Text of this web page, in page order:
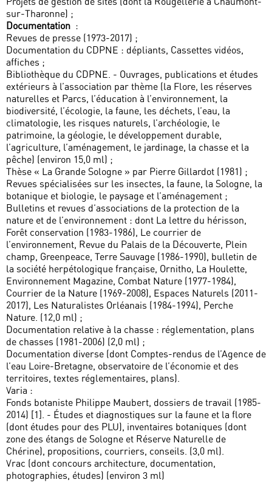
sur-Tharonne) ;
Documentation :
Revues de presse (1973-2017) ;
Documentation du CDPNE : dépliants, Cassettes vidéos,
affiches ;
Bibliothèque du CDPNE. - Ouvrages, publications et études
extérieurs à l’association par thème (la Flore, les réserves
naturelles et Parcs, l’éducation à l’environnement, la
biodiversité, l’écologie, la faune, les déchets, l’eau, la
climatologie, les risques naturels, l’archéologie, le
patrimoine, la géologie, le développement durable,
l’agriculture, l’aménagement, le jardinage, la chasse et la
pêche) (environ 15,0 ml) ;
Thèse « La Grande Sologne » par Pierre Gillardot (1981) ;
Revues spécialisées sur les insectes, la faune, la Sologne, la
botanique et biologie, le paysage et l’aménagement ;
Bulletins et revues d’associations de la protection de la
nature et de l’environnement : dont La lettre du hérisson,
Forêt conservation (1983-1986), Le courrier de
l’environnement, Revue du Palais de la Découverte, Plein
champ, Greenpeace, Terre Sauvage (1986-1990), bulletin de
la société herpétologique française, Ornitho, La Houlette,
Environnement Magazine, Combat Nature (1977-1984),
Courrier de la Nature (1969-2008), Espaces Naturels (2011-
2017), Les Naturalistes Orléanais (1984-1994), Perche
Nature. (12,0 ml) ;
Documentation relative à la chasse : réglementation, plans
de chasses (1981-2006) (2,0 ml) ;
Documentation diverse (dont Comptes-rendus de l’Agence de
l’eau Loire-Bretagne, observatoire de l’économie et des
territoires, textes réglementaires, plans).
Varia :
Fonds botaniste Philippe Maubert, dossiers de travail (1985-
2014) [1]. - Études et diagnostiques sur la faune et la flore
(dont études pour des PLU), inventaires botaniques (dont
zone des étangs de Sologne et Réserve Naturelle de
Chérine), propositions, courriers, conseils. (3,0 ml).
Vrac (dont concours architecture, documentation,
photographies, études) (environ 3 ml)